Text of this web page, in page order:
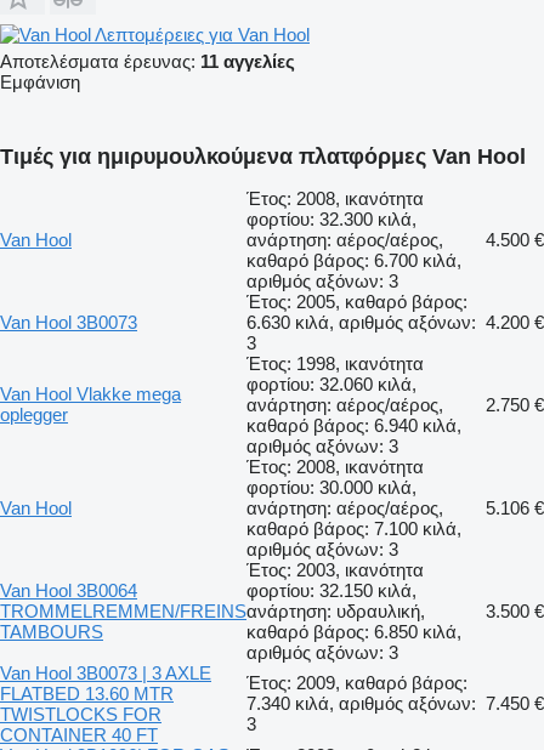
Λεπτομέρειες για Van Hool
Αποτελέσματα έρευνας: 11 αγγελίες
Εμφάνιση
Τιμές για ημιρυμουλκούμενα πλατφόρμες Van Hool
Van Hool
Έτος: 2008, ικανότητα
φορτίου: 32.300 κιλά,
ανάρτηση: αέρος/αέρος,
καθαρό βάρος: 6.700 κιλά,
αριθμός αξόνων: 3
4.500 €
Van Hool 3B0073
Έτος: 2005, καθαρό βάρος:
6.630 κιλά, αριθμός αξόνων:
3
4.200 €
Van Hool Vlakke mega
oplegger
Έτος: 1998, ικανότητα
φορτίου: 32.060 κιλά,
ανάρτηση: αέρος/αέρος,
καθαρό βάρος: 6.940 κιλά,
αριθμός αξόνων: 3
2.750 €
Van Hool
Έτος: 2008, ικανότητα
φορτίου: 30.000 κιλά,
ανάρτηση: αέρος/αέρος,
καθαρό βάρος: 7.100 κιλά,
αριθμός αξόνων: 3
5.106 €
Van Hool 3B0064
TROMMELREMMEN/FREINS
TAMBOURS
Έτος: 2003, ικανότητα
φορτίου: 32.150 κιλά,
ανάρτηση: υδραυλική,
καθαρό βάρος: 6.850 κιλά,
αριθμός αξόνων: 3
3.500 €
Van Hool 3B0073 | 3 AXLE
FLATBED 13.60 MTR
TWISTLOCKS FOR
CONTAINER 40 FT
Έτος: 2009, καθαρό βάρος:
7.340 κιλά, αριθμός αξόνων:
3
7.450 €